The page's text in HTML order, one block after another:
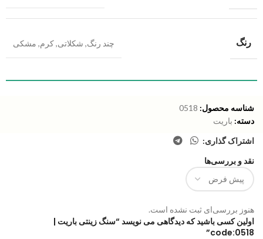
رنگ چند رنگ, شکلاتی,کرم, مشکی
شناسه محصول: 0518
دسته: باریت
اشتراک گذاری:
نقد و بررسی‌ها
هنوز بررسی‌ای ثبت نشده است.
اولین کسی باشید که دیدگاهی می نویسد “سنگ زینتی باریت |
code:0518”